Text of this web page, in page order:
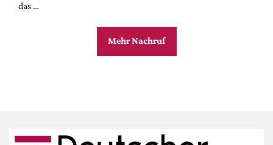
das …
Mehr Nachruf